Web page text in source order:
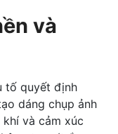
và
tố quyết định
dáng chụp ảnh
và cảm xúc